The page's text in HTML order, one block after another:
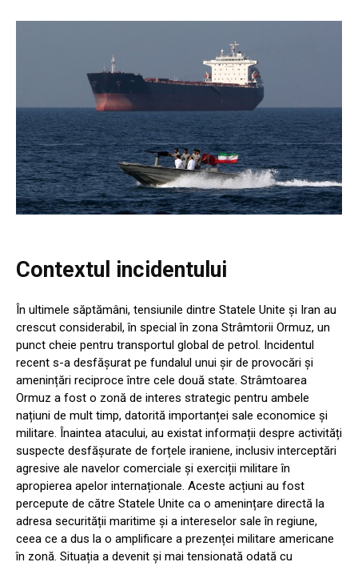
Contextul incidentului
În ultimele săptămâni, tensiunile dintre Statele Unite și Iran au
crescut considerabil, în special în zona Strâmtorii Ormuz, un
punct cheie pentru transportul global de petrol. Incidentul
recent s-a desfășurat pe fundalul unui șir de provocări și
amenințări reciproce între cele două state. Strâmtoarea
Ormuz a fost o zonă de interes strategic pentru ambele
națiuni de mult timp, datorită importanței sale economice și
militare. Înaintea atacului, au existat informații despre activități
suspecte desfășurate de forțele iraniene, inclusiv interceptări
agresive ale navelor comerciale și exerciții militare în
apropierea apelor internaționale. Aceste acțiuni au fost
percepute de către Statele Unite ca o amenințare directă la
adresa securității maritime și a intereselor sale în regiune,
ceea ce a dus la o amplificare a prezenței militare americane
în zonă. Situația a devenit și mai tensionată odată cu